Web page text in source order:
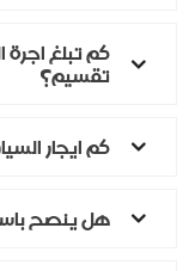
كم تبلغ
تقسيم؟
كم ايجار
هل ينصح